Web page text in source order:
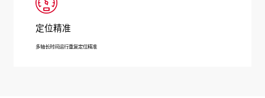
定位精准
多轴长时间运行重复定位精准